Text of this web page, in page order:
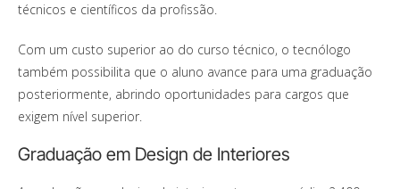
técnicos e científicos da profissão.
Com um custo superior ao do curso técnico, o tecnólogo
também possibilita que o aluno avance para uma graduação
posteriormente, abrindo oportunidades para cargos que
exigem nível superior.
Graduação em Design de Interiores